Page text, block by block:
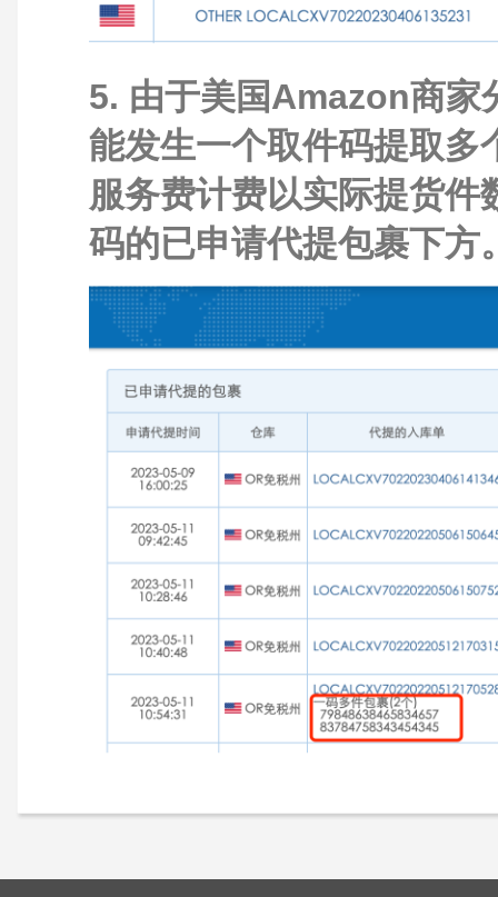
5. 由于美国Amazon商家
能发生一个取件码提取多
服务费计费以实际提货
码的已申请代提包裹下方